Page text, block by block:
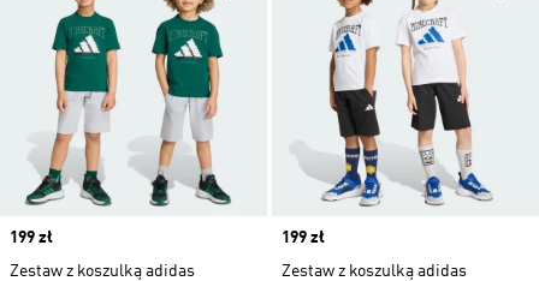
Price
199 zł
Zestaw z koszulką adidas
Price
199 zł
Zestaw z koszulką adidas